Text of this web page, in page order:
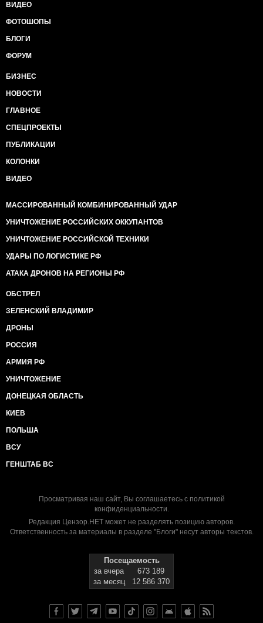
ВИДЕО
ФОТОШОПЫ
БЛОГИ
ФОРУМ
БИЗНЕС
НОВОСТИ
ГЛАВНОЕ
СПЕЦПРОЕКТЫ
ПУБЛИКАЦИИ
КОЛОНКИ
ВИДЕО
МАССИРОВАННЫЙ КОМБИНИРОВАННЫЙ УДАР
УНИЧТОЖЕНИЕ РОССИЙСКИХ ОККУПАНТОВ
УНИЧТОЖЕНИЕ РОССИЙСКОЙ ТЕХНИКИ
УДАРЫ ПО ЛОГИСТИКЕ РФ
АТАКА ДРОНОВ НА РЕГИОНЫ РФ
ОБСТРЕЛ
ЗЕЛЕНСКИЙ ВЛАДИМИР
ДРОНЫ
РОССИЯ
АРМИЯ РФ
УНИЧТОЖЕНИЕ
ДОНЕЦКАЯ ОБЛАСТЬ
КИЕВ
ПОЛЬША
ВСУ
ГЕНШТАБ ВС
Просматривая наш сайт, Вы соглашаетесь с политикой
конфиденциальности.
Редакция Цензор.НЕТ может не разделять позицию авторов.
Ответственность за материалы в разделе "Блоги" несут авторы текстов.
Посещаемость
за вчера
673 189
за месяц
12 586 370